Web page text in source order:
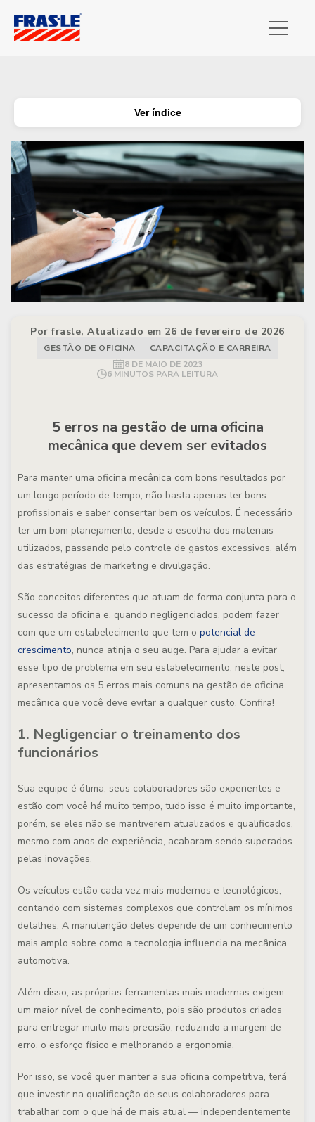
Ver índice
Por frasle, Atualizado em 26 de fevereiro de 2026
GESTÃO DE OFICINA
CAPACITAÇÃO E CARREIRA
8 DE MAIO DE 2023
6 MINUTOS PARA LEITURA
5 erros na gestão de uma oficina
mecânica que devem ser evitados
Para manter uma oficina mecânica com bons resultados por
um longo período de tempo, não basta apenas ter bons
profissionais e saber consertar bem os veículos. É necessário
ter um bom planejamento, desde a escolha dos materiais
utilizados, passando pelo controle de gastos excessivos, além
das estratégias de marketing e divulgação.
São conceitos diferentes que atuam de forma conjunta para o
sucesso da oficina e, quando negligenciados, podem fazer
com que um estabelecimento que tem o potencial de
crescimento, nunca atinja o seu auge. Para ajudar a evitar
esse tipo de problema em seu estabelecimento, neste post,
apresentamos os 5 erros mais comuns na gestão de oficina
mecânica que você deve evitar a qualquer custo. Confira!
1. Negligenciar o treinamento dos
funcionários
Sua equipe é ótima, seus colaboradores são experientes e
estão com você há muito tempo, tudo isso é muito importante,
porém, se eles não se mantiverem atualizados e qualificados,
mesmo com anos de experiência, acabaram sendo superados
pelas inovações.
Os veículos estão cada vez mais modernos e tecnológicos,
contando com sistemas complexos que controlam os mínimos
detalhes. A manutenção deles depende de um conhecimento
mais amplo sobre como a tecnologia influencia na mecânica
automotiva.
Além disso, as próprias ferramentas mais modernas exigem
um maior nível de conhecimento, pois são produtos criados
para entregar muito mais precisão, reduzindo a margem de
erro, o esforço físico e melhorando a ergonomia.
Por isso, se você quer manter a sua oficina competitiva, terá
que investir na qualificação de seus colaboradores para
trabalhar com o que há de mais atual — independentemente